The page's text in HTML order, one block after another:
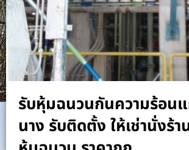
รับหุ้มฉนวนกันความร้อน
นาง รับติดตั้ง ให้เช่านั่งร้า